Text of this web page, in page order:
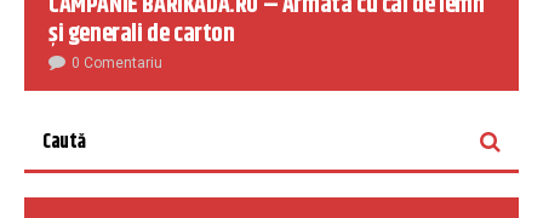
și generali de carton
0 Comentariu